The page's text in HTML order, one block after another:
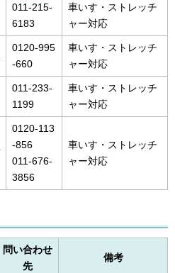
011-215-
6183
車いす・ストレッチ
ャー対応
0120-995
-660
車いす・ストレッチ
ャー対応
011-233-
1199
車いす・ストレッチ
ャー対応
0120-113
-856
011-676-
3856
車いす・ストレッチ
ャー対応
問い合わせ
先
備考